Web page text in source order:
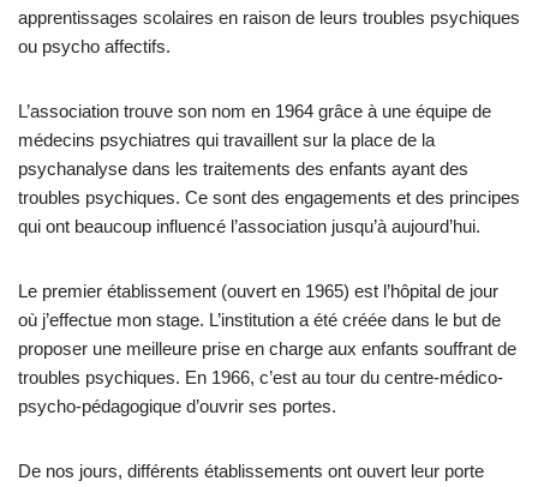
apprentissages scolaires en raison de leurs troubles psychiques
ou psycho affectifs.
L’association trouve son nom en 1964 grâce à une équipe de
médecins psychiatres qui travaillent sur la place de la
psychanalyse dans les traitements des enfants ayant des
troubles psychiques. Ce sont des engagements et des principes
qui ont beaucoup influencé l’association jusqu’à aujourd’hui.
Le premier établissement (ouvert en 1965) est l’hôpital de jour
où j’effectue mon stage. L’institution a été créée dans le but de
proposer une meilleure prise en charge aux enfants souffrant de
troubles psychiques. En 1966, c’est au tour du centre-médico-
psycho-pédagogique d’ouvrir ses portes.
De nos jours, différents établissements ont ouvert leur porte